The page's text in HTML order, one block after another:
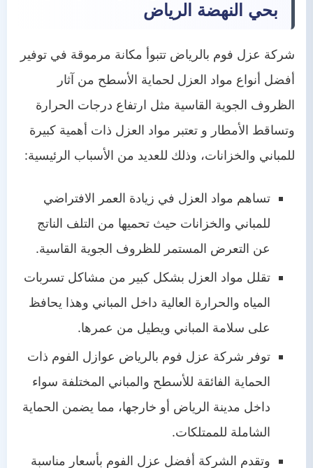
بحي النهضة الرياض
شركة عزل فوم بالرياض تتبوأ مكانة مرموقة في توفير
أفضل أنواع مواد العزل لحماية الأسطح من آثار
الظروف الجوية القاسية مثل ارتفاع درجات الحرارة
وتساقط الأمطار و تعتبر مواد العزل ذات أهمية كبيرة
للمباني والخزانات، وذلك للعديد من الأسباب الرئيسية:
تساهم مواد العزل في زيادة العمر الافتراضي
للمباني والخزانات حيث تحميها من التلف الناتج
عن التعرض المستمر للظروف الجوية القاسية.
تقلل مواد العزل بشكل كبير من مشاكل تسربات
المياه والحرارة العالية داخل المباني وهذا يحافظ
على سلامة المباني ويطيل من عمرها.
توفر شركة عزل فوم بالرياض عوازل الفوم ذات
الحماية الفائقة للأسطح والمباني المختلفة سواء
داخل مدينة الرياض أو خارجها، مما يضمن الحماية
الشاملة للممتلكات.
وتقدم الشركة أفضل عزل الفوم بأسعار مناسبة